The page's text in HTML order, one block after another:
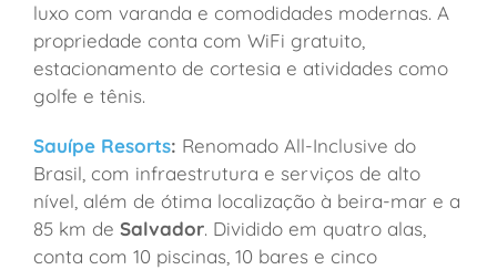
luxo com varanda e comodidades modernas. A
propriedade conta com WiFi gratuito,
estacionamento de cortesia e atividades como
golfe e tênis.
Sauípe Resorts: Renomado All-Inclusive do
Brasil, com infraestrutura e serviços de alto
nível, além de ótima localização à beira-mar e a
85 km de Salvador. Dividido em quatro alas,
conta com 10 piscinas, 10 bares e cinco